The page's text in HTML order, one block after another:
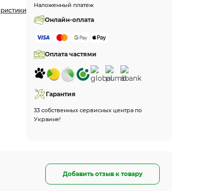
Наложенный платеж
Онлайн-оплата
Оплата частями
Гарантия
33 собственных сервисных центра по
Украине!
Добавить отзыв к товару